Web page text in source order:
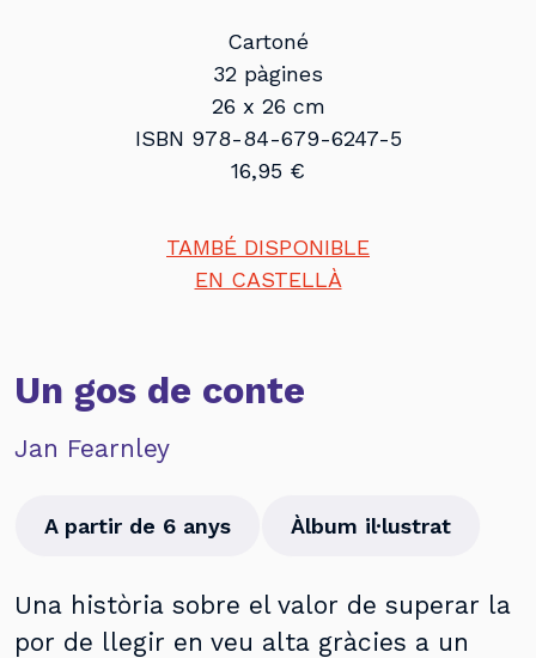
Cartoné
32 pàgines
26 x 26 cm
ISBN 978-84-679-6247-5
16,95 €
TAMBÉ DISPONIBLE
EN CASTELLÀ
Un gos de conte
Jan Fearnley
A partir de 6 anys Àlbum il·lustrat
Una història sobre el valor de superar la
por de llegir en veu alta gràcies a un